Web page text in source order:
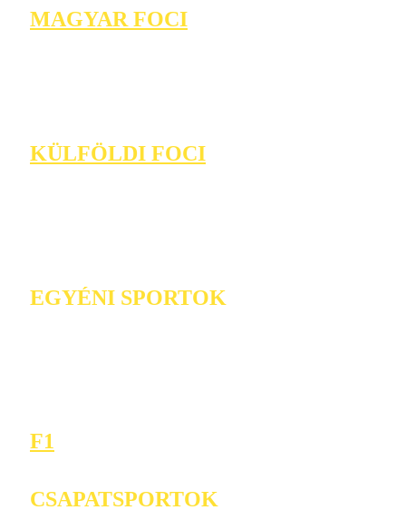
MAGYAR FOCI
KÜLFÖLDI FOCI
EGYÉNI SPORTOK
F1
CSAPATSPORTOK